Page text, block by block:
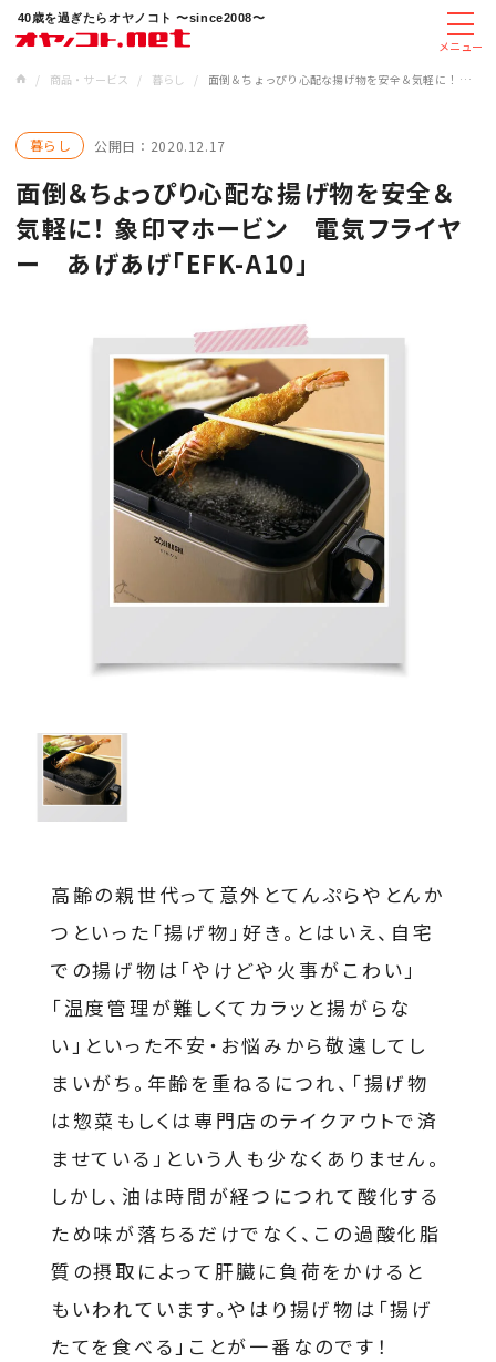
40歳を過ぎたらオヤノコト 〜since2008〜
メニュー
/
商品・サービス / 暮らし / 面倒＆ちょっぴり心配な揚げ物を安全＆気軽に！ 象印マホービン 電気フライヤー あげあげ「EFK-A10」
暮らし 公開日： 2020.12.17
面倒＆ちょっぴり心配な揚げ物を安全＆
気軽に！ 象印マホービン 電気フライヤ
ー あげあげ「EFK-A10」
高齢の親世代って意外とてんぷらやとんか
つといった「揚げ物」好き。とはいえ、自宅
での揚げ物は「やけどや火事がこわい」
「温度管理が難しくてカラッと揚がらな
い」といった不安・お悩みから敬遠してし
まいがち。年齢を重ねるにつれ、「揚げ物
は惣菜もしくは専門店のテイクアウトで済
ませている」という人も少なくありません。
しかし、油は時間が経つにつれて酸化する
ため味が落ちるだけでなく、この過酸化脂
質の摂取によって肝臓に負荷をかけると
もいわれています。やはり揚げ物は「揚げ
たてを食べる」ことが一番なのです！